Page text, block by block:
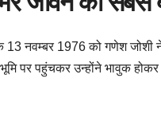
13 नवम्बर 1976 को गणेश जोशी
पर पहुंचकर उन्होंने भावुक